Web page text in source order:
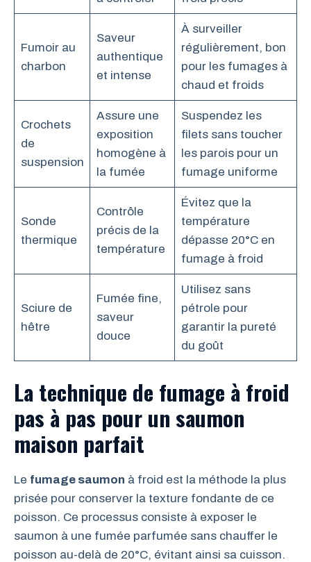
Fumoir au
charbon
Saveur
authentique
et intense
À surveiller
régulièrement, bon
pour les fumages à
chaud et froids
Crochets
de
suspension
Assure une
exposition
homogène à
la fumée
Suspendez les
filets sans toucher
les parois pour un
fumage uniforme
Sonde
thermique
Contrôle
précis de la
température
Évitez que la
température
dépasse 20°C en
fumage à froid
Sciure de
hêtre
Fumée fine,
saveur
douce
Utilisez sans
pétrole pour
garantir la pureté
du goût
La technique de fumage à froid
pas à pas pour un saumon
maison parfait
Le fumage saumon à froid est la méthode la plus
prisée pour conserver la texture fondante de ce
poisson. Ce processus consiste à exposer le
saumon à une fumée parfumée sans chauffer le
poisson au-delà de 20°C, évitant ainsi sa cuisson.